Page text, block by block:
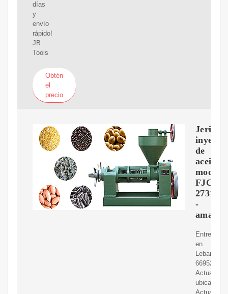
días
y
envío
rápido!
JB
Tools
Obtén
el
precio
Jeringa
de
aceite,
modelo
FJC
2731
-
Entrega
en
Lebanon
66952
Actualizar
ubicación
Actualizar